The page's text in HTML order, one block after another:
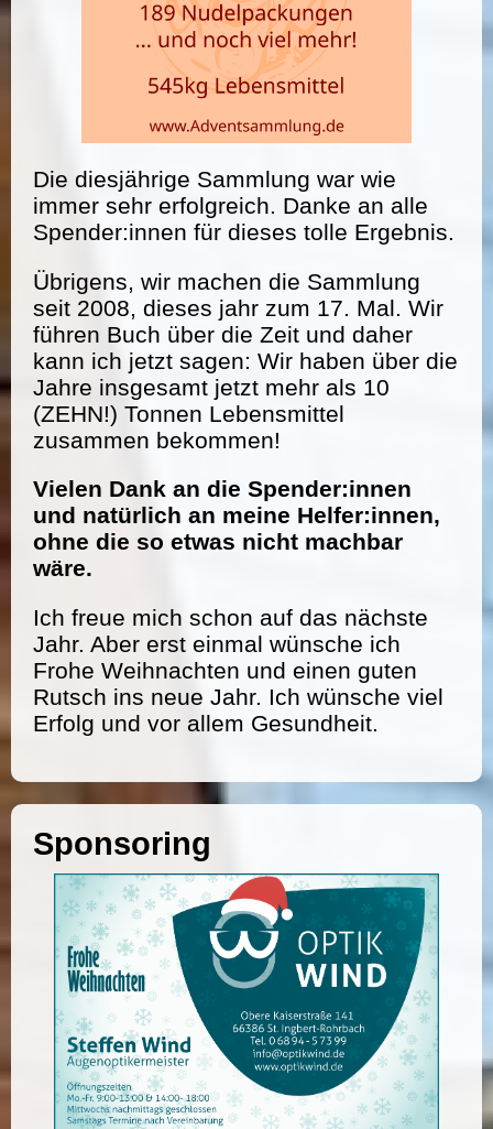
Die diesjährige Sammlung war wie
immer sehr erfolgreich. Danke an alle
Spender:innen für dieses tolle Ergebnis.
Übrigens, wir machen die Sammlung
seit 2008, dieses jahr zum 17. Mal. Wir
führen Buch über die Zeit und daher
kann ich jetzt sagen: Wir haben über die
Jahre insgesamt jetzt mehr als 10
(ZEHN!) Tonnen Lebensmittel
zusammen bekommen!
Vielen Dank an die Spender:innen
und natürlich an meine Helfer:innen,
ohne die so etwas nicht machbar
wäre.
Ich freue mich schon auf das nächste
Jahr. Aber erst einmal wünsche ich
Frohe Weihnachten und einen guten
Rutsch ins neue Jahr. Ich wünsche viel
Erfolg und vor allem Gesundheit.
Sponsoring